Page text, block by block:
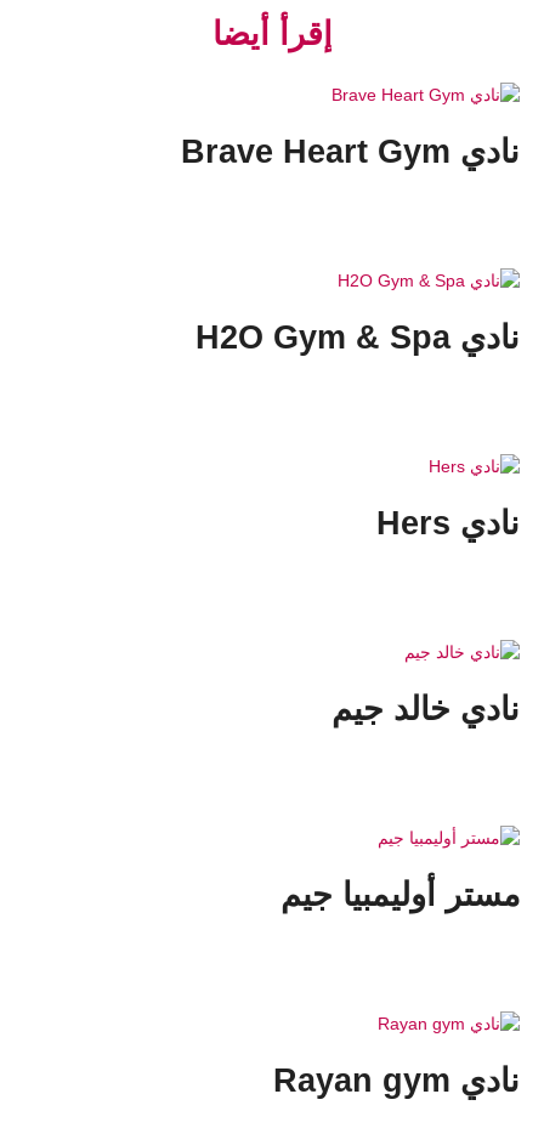
إقرأ أيضا
نادي Brave Heart Gym
نادي H2O Gym & Spa
نادي Hers
نادي خالد جيم
مستر أوليمبيا جيم
نادي Rayan gym